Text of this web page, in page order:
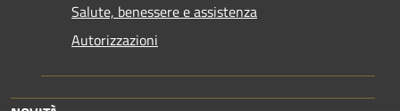
Salute, benessere e assistenza
Autorizzazioni